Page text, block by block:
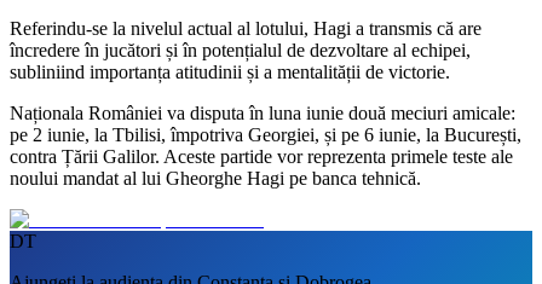
Referindu-se la nivelul actual al lotului, Hagi a transmis că are
încredere în jucători și în potențialul de dezvoltare al echipei,
subliniind importanța atitudinii și a mentalității de victorie.
Naționala României va disputa în luna iunie două meciuri amicale:
pe 2 iunie, la Tbilisi, împotriva Georgiei, și pe 6 iunie, la București,
contra Țării Galilor. Aceste partide vor reprezenta primele teste ale
noului mandat al lui Gheorghe Hagi pe banca tehnică.
DT